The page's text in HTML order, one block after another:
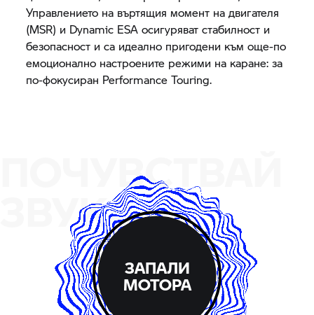
Управлението на въртящия момент на двигателя
(MSR) и Dynamic ESA осигуряват стабилност и
безопасност и са идеално пригодени към още-по
емоционално настроените режими на каране: за
по-фокусиран Performance Touring.
ПОЧУВСТВАЙ
ЗВУКА
ЗАПАЛИ
МОТОРА